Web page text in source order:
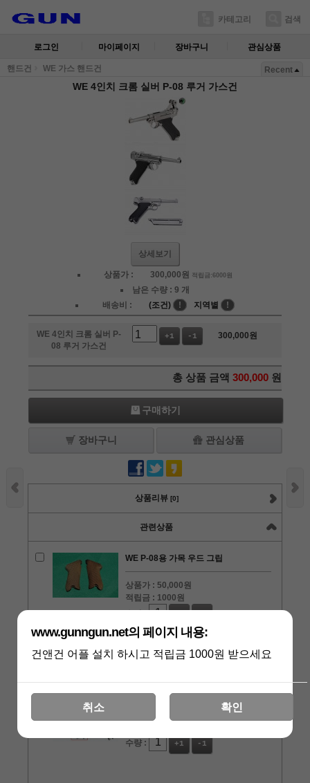
카테고리 검색
로그인 마이페이지 장바구니 관심상품
핸드건 WE 가스 핸드건 Recent
WE 4인치 크롬 실버 P-08 루거 가스건
상세보기
상품가 : 300,000원 적립금:6000원
남은 수량 :9 개
배송비 :
(조건) ! 지역별 !
WE 4인치 크롬 실버 P-
08 루거 가스건
+1 -1 300,000원
총 상품 금액 300,000 원
구매하기
장바구니 관심상품
상품리뷰 [0]
관련상품
WE P-08용 가목 우드 그립
상품가 : 50,000원
적립금 : 1000원
수량 :
수량 :
+1 -1
www.gunngun.net의 페이지 내용:
건앤건 어플 설치 하시고 적립금 1000원 받으세요
취소 확인